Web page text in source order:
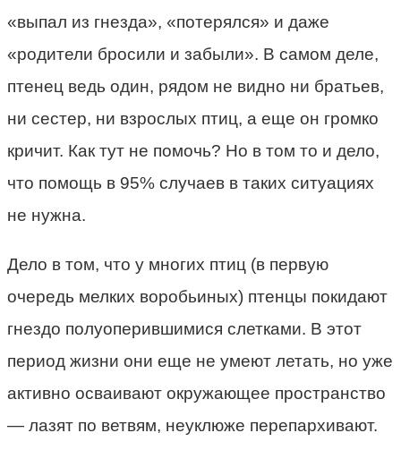
«выпал из гнезда», «потерялся» и даже
«родители бросили и забыли». В самом деле,
птенец ведь один, рядом не видно ни братьев,
ни сестер, ни взрослых птиц, а еще он громко
кричит. Как тут не помочь? Но в том то и дело,
что помощь в 95% случаев в таких ситуациях
не нужна.
Дело в том, что у многих птиц (в первую
очередь мелких воробьиных) птенцы покидают
гнездо полуоперившимися слетками. В этот
период жизни они еще не умеют летать, но уже
активно осваивают окружающее пространство
— лазят по ветвям, неуклюже перепархивают.